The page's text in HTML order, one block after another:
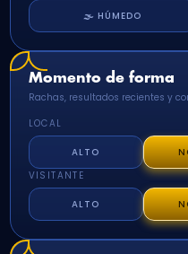
🌫️ HÚMEDO
Momento de forma
Rachas, resultados recientes y
LOCAL
ALTO
VISITANTE
ALTO